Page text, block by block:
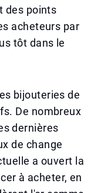
des points
acheteurs par
tôt dans le
bijouteries de
De nombreux
dernières
de change
a ouvert la
à acheter, en